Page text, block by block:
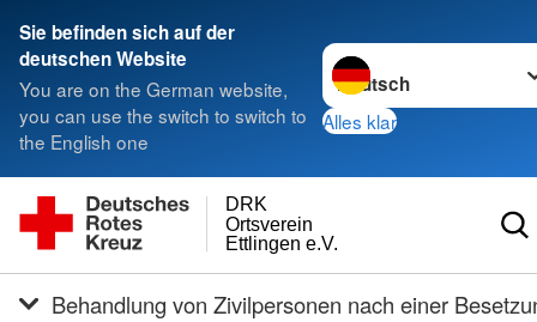
Sie befinden sich auf der
deutschen Website
You are on the German website,
you can use the switch to switch to
the English one
Sprache wechseln zu
Alles klar
Ettlingen e.V.
Ortsverein
DRK
Behandlung von Zivilpersonen nach einer